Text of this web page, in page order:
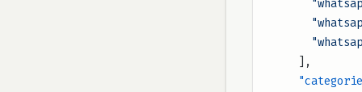
    ],